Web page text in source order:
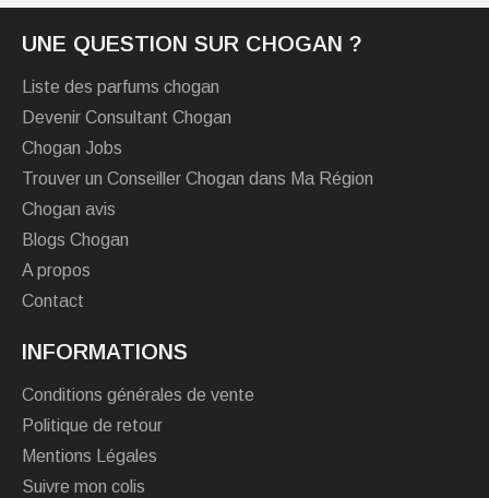
UNE QUESTION SUR CHOGAN ?
Liste des parfums chogan
Devenir Consultant Chogan
Chogan Jobs
Trouver un Conseiller Chogan dans Ma Région
Chogan avis
Blogs Chogan
A propos
Contact
INFORMATIONS
Conditions générales de vente
Politique de retour
Mentions Légales
Suivre mon colis